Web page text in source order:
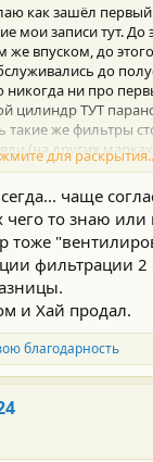
как зашёл первый
мои записи тут. До
же впуском, до
до
никогда ни про
цилиндр ТУТ
же фильтры
(на других
Два. И никто
это ТОЛЬКО
для
чаще
чего то знаю
фильтрации 2
и Хай продал.
благодарность